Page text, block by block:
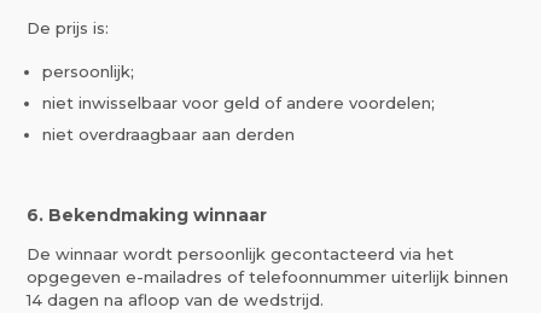
De prijs is:
persoonlijk;
niet inwisselbaar voor geld of andere voordelen;
niet overdraagbaar aan derden
6. Bekendmaking winnaar
De winnaar wordt persoonlijk gecontacteerd via het
opgegeven e-mailadres of telefoonnummer uiterlijk binnen
14 dagen na afloop van de wedstrijd.